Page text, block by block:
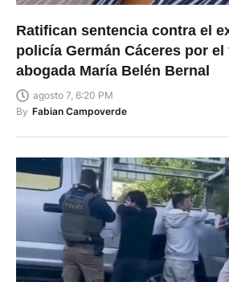
Ratifican sentencia contra el
policía Germán Cáceres por
abogada María Belén Bernal
agosto 7, 6:20 PM
By Fabian Campoverde